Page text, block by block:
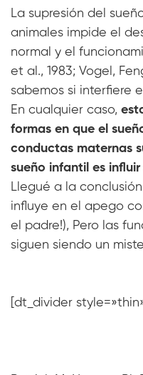
La supresión del
animales impide el
normal y el
et al., 1983; Vogel,
sabemos si interfiere
En cualquier caso,
formas en que el
conductas maternas
sueño infantil es
Llegué a la
influye en el apego
el padre!), Pero las
siguen siendo un
[dt_divider